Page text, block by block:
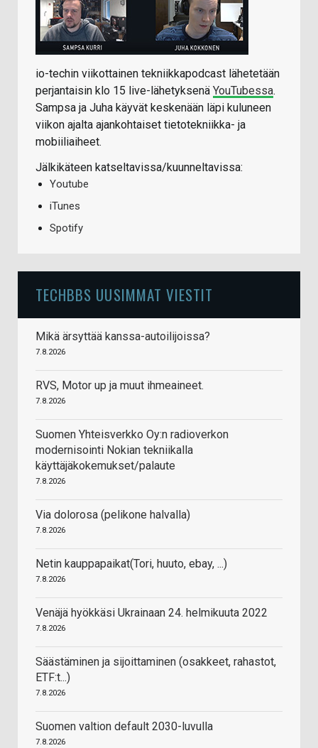
io-techin viikottainen tekniikkapodcast lähetetään
perjantaisin klo 15 live-lähetyksenä YouTubessa.
Sampsa ja Juha käyvät keskenään läpi kuluneen
viikon ajalta ajankohtaiset tietotekniikka- ja
mobiiliaiheet.
Jälkikäteen katseltavissa/kuunneltavissa:
Youtube
iTunes
Spotify
TECHBBS UUSIMMAT VIESTIT
Mikä ärsyttää kanssa-autoilijoissa?
7.8.2026
RVS, Motor up ja muut ihmeaineet.
7.8.2026
Suomen Yhteisverkko Oy:n radioverkon
modernisointi Nokian tekniikalla
käyttäjäkokemukset/palaute
7.8.2026
Via dolorosa (pelikone halvalla)
7.8.2026
Netin kauppapaikat(Tori, huuto, ebay, ...)
7.8.2026
Venäjä hyökkäsi Ukrainaan 24. helmikuuta 2022
7.8.2026
Säästäminen ja sijoittaminen (osakkeet, rahastot,
ETF:t...)
7.8.2026
Suomen valtion default 2030-luvulla
7.8.2026